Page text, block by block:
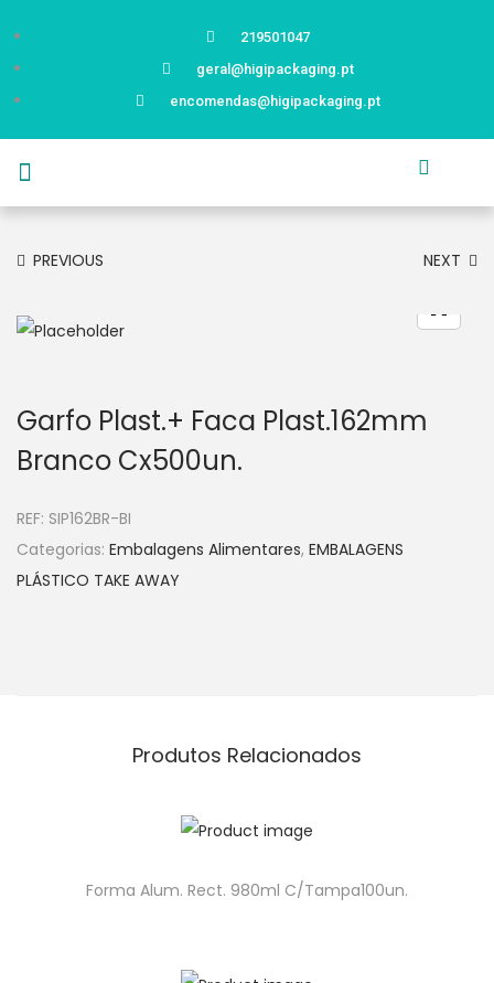
219501047
geral@higipackaging.pt
encomendas@higipackaging.pt
PREVIOUS NEXT
Garfo Plast.+ Faca Plast.162mm
Branco Cx500un.
REF: SIP162BR-BI
Categorias: Embalagens Alimentares, EMBALAGENS
PLÁSTICO TAKE AWAY
Produtos Relacionados
Forma Alum. Rect. 980ml C/Tampa100un.